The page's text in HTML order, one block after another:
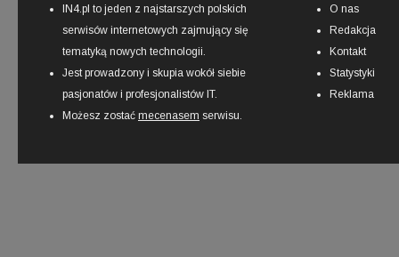
IN4.pl to jeden z najstarszych polskich
serwisów internetowych zajmujący się
tematyką nowych technologii.
Jest prowadzony i skupia wokół siebie
pasjonatów i profesjonalistów IT.
Możesz zostać mecenasem serwisu.
O nas
Redakcja
Kontakt
Statystyki
Reklama